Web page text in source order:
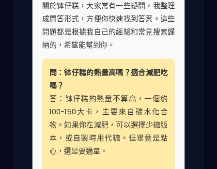
關於钵仔糕，大家常有一些疑問，我整理
成問答形式，方便你快速找到答案。這些
問題都是根據我自己的經驗和常見搜索歸
納的，希望能幫到你。
問：钵仔糕的熱量高嗎？適合減肥吃
嗎？
答：钵仔糕的熱量不算高，一個約
100-150大卡，主要來自碳水化合
物。如果你在減肥，可以選擇少糖版
本，或自製時用代糖。但畢竟是點
心，還是要適量。